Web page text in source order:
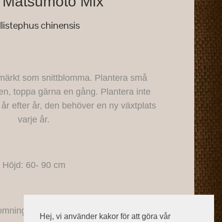
Hej, vi använder kakor för att göra vår
chinensis
som snittblomma. Plantera små
toppa gärna en gång. Plantera inte
efter år, den behöver en ny växtplats
varje år.
Höjd: 60- 90 cm
juli-sept.